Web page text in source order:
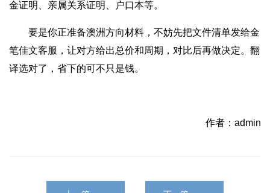
金证明、亲属关系证明、户口本等。
要是你正准备澳洲方向材料，不妨先把文件清单发给金
笔佳文客服，让对方给出总价和周期，对比后再做决定。翻
译选对了，省下的可不只是钱。
作者：admin